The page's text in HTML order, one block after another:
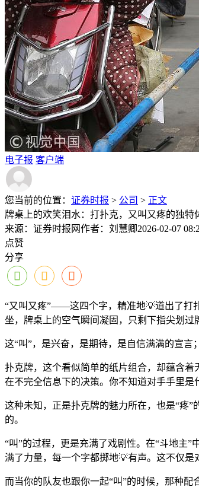
电子报 客户端
您当前的位置： 证券时报 > 公司 > 正文
牌桌上的欢笑泪水：打扑克，又叫又疼的独特
来源：证券时报网作者：刘慧卿2026-02-07
点赞
分享
“又叫又疼”——这四个字，精准地💡道出了打
坐，牌桌上的空气瞬间凝固，只剩下指尖划过
这“叫”，是兴奋，是期待，是自信满满的宣言
扑克牌，这个看似简单的纸片组合，却蕴含着
在不完全信息下的决策。你不知道对手手里是
这种未知，正是扑克牌的魅力所在，也是“疼
的。
“叫”的过程，更是充满了戏剧性。在“斗地主
满了力量，每一个字都掷地💡有声。这不仅是
而当你的队友也跟你一起“叫”的时候，那种